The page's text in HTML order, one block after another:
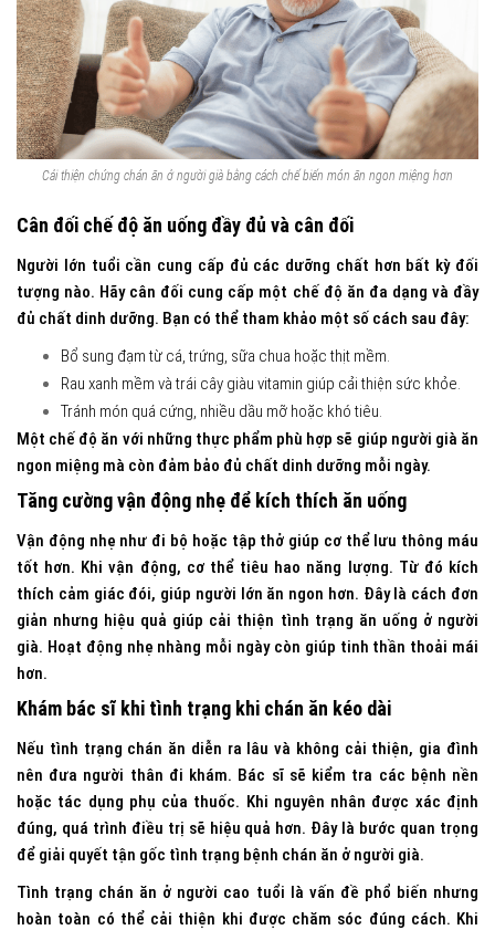
Cải thiện chứng chán ăn ở người già bằng cách chế biến món ăn ngon miệng hơn
Cân đối chế độ ăn uống đầy đủ và cân đối
Người lớn tuổi cần cung cấp đủ các dưỡng chất hơn bất kỳ đối
tượng nào. Hãy cân đối cung cấp một chế độ ăn đa dạng và đầy
đủ chất dinh dưỡng. Bạn có thể tham khảo một số cách sau đây:
Bổ sung đạm từ cá, trứng, sữa chua hoặc thịt mềm.
Rau xanh mềm và trái cây giàu vitamin giúp cải thiện sức khỏe.
Tránh món quá cứng, nhiều dầu mỡ hoặc khó tiêu.
Một chế độ ăn với những thực phẩm phù hợp sẽ giúp người già ăn
ngon miệng mà còn đảm bảo đủ chất dinh dưỡng mỗi ngày.
Tăng cường vận động nhẹ để kích thích ăn uống
Vận động nhẹ như đi bộ hoặc tập thở giúp cơ thể lưu thông máu
tốt hơn. Khi vận động, cơ thể tiêu hao năng lượng. Từ đó kích
thích cảm giác đói, giúp người lớn ăn ngon hơn. Đây là cách đơn
giản nhưng hiệu quả giúp cải thiện tình trạng ăn uống ở người
già. Hoạt động nhẹ nhàng mỗi ngày còn giúp tinh thần thoải mái
hơn.
Khám bác sĩ khi tình trạng khi chán ăn kéo dài
Nếu tình trạng chán ăn diễn ra lâu và không cải thiện, gia đình
nên đưa người thân đi khám. Bác sĩ sẽ kiểm tra các bệnh nền
hoặc tác dụng phụ của thuốc. Khi nguyên nhân được xác định
đúng, quá trình điều trị sẽ hiệu quả hơn. Đây là bước quan trọng
để giải quyết tận gốc tình trạng bệnh chán ăn ở người già.
Tình trạng chán ăn ở người cao tuổi là vấn đề phổ biến nhưng
hoàn toàn có thể cải thiện khi được chăm sóc đúng cách. Khi